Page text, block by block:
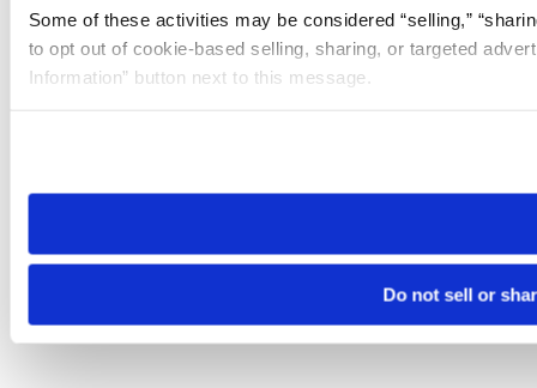
Some of these activities may be considered “selling,”
to opt out of cookie-based selling, sharing, or targeted
Information” button next to this message.
need to be set again.
Do not sell or